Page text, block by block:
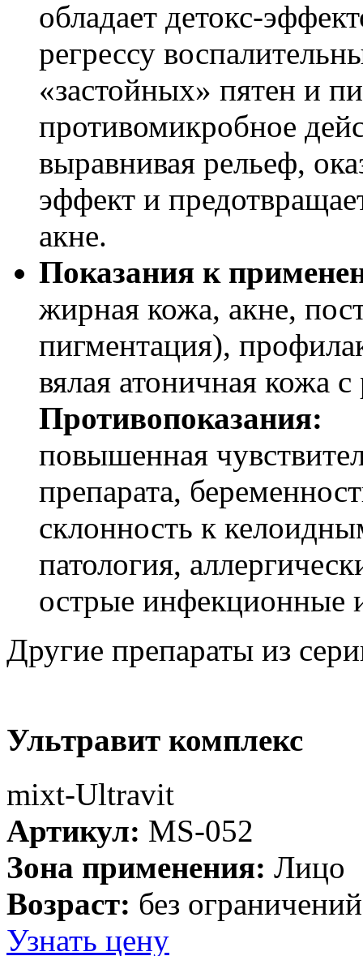
обладает детокс-
регрессу
«застойных» пятен и
противомикробное
выравнивая рельеф,
эффект и
акне.
Показания к
жирная кожа, акне,
пигментация),
вялая атоничная кожа
Противопоказания:
повышенная
препарата,
склонность к
патология,
острые инфекционные
Другие препараты из
Ультравит комплекс
mixt-Ultravit
Артикул: MS-052
Зона применения: Лицо
Возраст: без ограничений
Узнать цену